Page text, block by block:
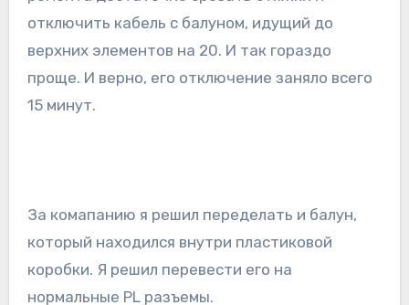
отключить кабель с балуном, идущий до
верхних элементов на 20. И так гораздо
проще. И верно, его отключение заняло всего
15 минут.
За комапанию я решил переделать и балун,
который находился внутри пластиковой
коробки. Я решил перевести его на
нормальные PL разъемы.